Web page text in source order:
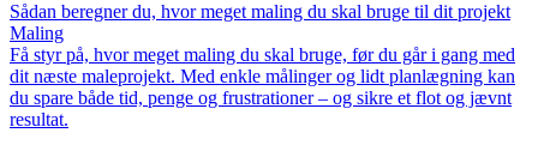
Sådan beregner du, hvor meget maling du skal bruge til dit projekt
Maling
Få styr på, hvor meget maling du skal bruge, før du går i gang med
dit næste maleprojekt. Med enkle målinger og lidt planlægning kan
du spare både tid, penge og frustrationer – og sikre et flot og jævnt
resultat.